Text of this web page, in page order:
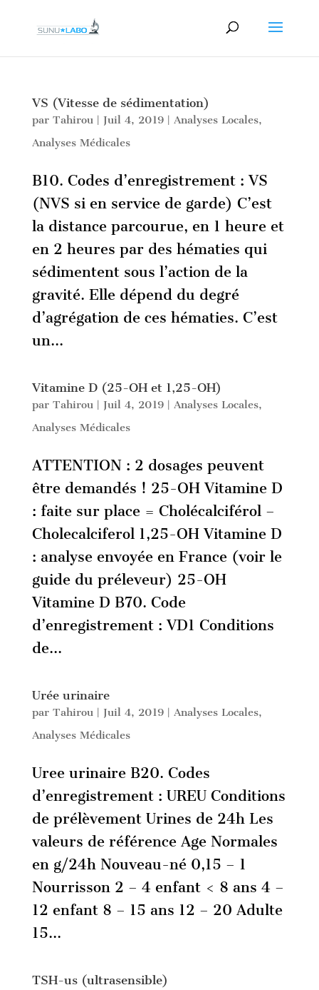
VS (Vitesse de sédimentation)
par Tahirou| Juil 4, 2019| Analyses Locales,
Analyses Médicales
B10. Codes d’enregistrement : VS
(NVS si en service de garde) C’est
la distance parcourue, en 1 heure et
en 2 heures par des hématies qui
sédimentent sous l’action de la
gravité. Elle dépend du degré
d’agrégation de ces hématies. C’est
un...
Vitamine D (25-OH et 1,25-OH)
par Tahirou| Juil 4, 2019| Analyses Locales,
Analyses Médicales
ATTENTION : 2 dosages peuvent
être demandés ! 25-OH Vitamine D
: faite sur place = Cholécalciférol –
Cholecalciferol 1,25-OH Vitamine D
: analyse envoyée en France (voir le
guide du préleveur) 25-OH
Vitamine D B70. Code
d’enregistrement : VD1 Conditions
de...
Urée urinaire
par Tahirou| Juil 4, 2019| Analyses Locales,
Analyses Médicales
Uree urinaire B20. Codes
d’enregistrement : UREU Conditions
de prélèvement Urines de 24h Les
valeurs de référence Age Normales
en g/24h Nouveau-né 0,15 – 1
Nourrisson 2 – 4 enfant < 8 ans 4 –
12 enfant 8 – 15 ans 12 – 20 Adulte
15...
TSH-us (ultrasensible)